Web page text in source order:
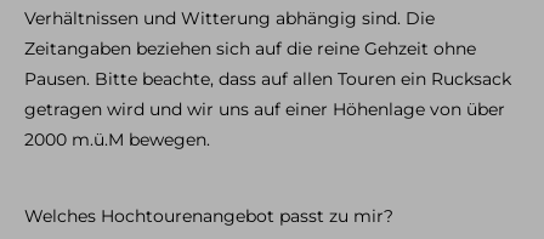
Team Philosophie & Vision Partner Kontakt
Service &
Kontakt
E-Mail Tel.: 08325 927 47 15
Verhältnissen und Witterung abhängig sind. Die
Zeitangaben beziehen sich auf die reine Gehzeit ohne
Pausen. Bitte beachte, dass auf allen Touren ein Rucksack
getragen wird und wir uns auf einer Höhenlage von über
2000 m.ü.M bewegen.
Welches Hochtourenangebot passt zu mir?